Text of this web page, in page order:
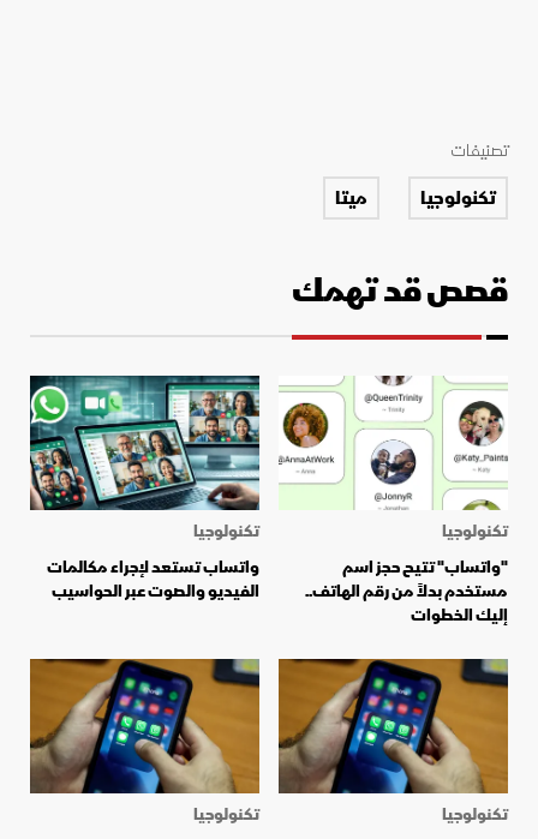
تصنيفات
تكنولوجيا ميتا
قصص قد تهمك
تكنولوجيا
"واتساب" تتيح حجز اسم
مستخدم بدلاً من رقم الهاتف..
إليك الخطوات
تكنولوجيا
واتساب تستعد لإجراء مكالمات
الفيديو والصوت عبر الحواسيب
تكنولوجيا
تكنولوجيا